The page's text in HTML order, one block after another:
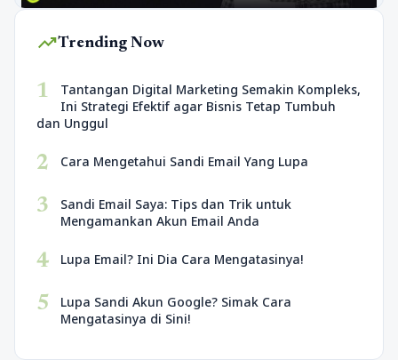
trending_upTrending Now
1
Tantangan Digital Marketing Semakin Kompleks,
Ini Strategi Efektif agar Bisnis Tetap Tumbuh
dan Unggul
2 Cara Mengetahui Sandi Email Yang Lupa
3
Sandi Email Saya: Tips dan Trik untuk
Mengamankan Akun Email Anda
4 Lupa Email? Ini Dia Cara Mengatasinya!
5
Lupa Sandi Akun Google? Simak Cara
Mengatasinya di Sini!